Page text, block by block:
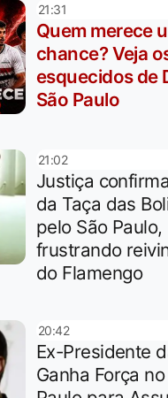
21:31
Quem merece
chance? Veja
esquecidos de
São Paulo
21:02
Justiça
da Taça das
pelo São Paulo,
frustrando
do Flamengo
20:42
Ex-Presidente
Ganha Força